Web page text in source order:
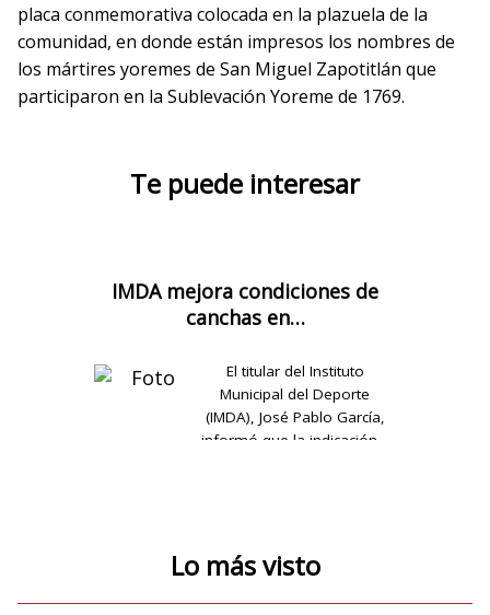
placa conmemorativa colocada en la plazuela de la
comunidad, en donde están impresos los nombres de
los mártires yoremes de San Miguel Zapotitlán que
participaron en la Sublevación Yoreme de 1769.
Te puede interesar
IMDA mejora condiciones de
canchas en…
El titular del Instituto
Municipal del Deporte
(IMDA), José Pablo García,
informó que la indicación…
Lo más visto